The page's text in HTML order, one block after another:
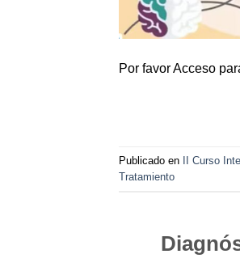
Por favor Acceso
Publicado en II Curso
Tratamiento